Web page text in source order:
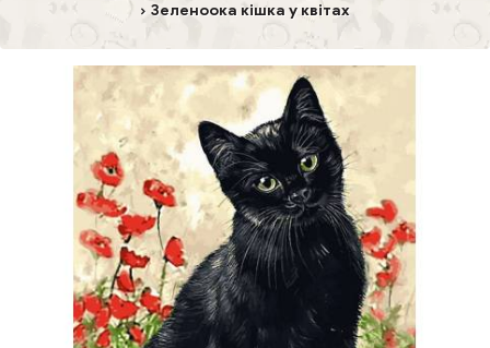
Зеленоока кішка у квітах